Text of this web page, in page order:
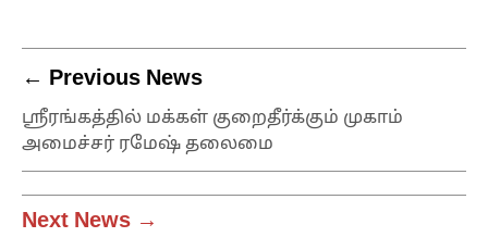
← Previous News
ஸ்ரீரங்கத்தில் மக்கள் குறைதீர்க்கும் முகாம்
அமைச்சர் ரமேஷ் தலைமை
Next News →